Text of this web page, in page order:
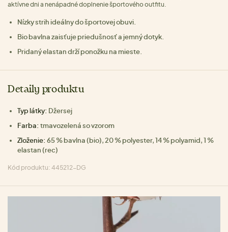
aktívne dni a nenápadné doplnenie športového outfitu.
Nízky strih ideálny do športovej obuvi.
Bio bavlna zaisťuje priedušnosť a jemný dotyk.
Pridaný elastan drží ponožku na mieste.
Detaily produktu
Typ látky: Džersej
Farba: tmavozelená so vzorom
Zloženie: 65 % bavlna (bio), 20 % polyester, 14 % polyamid, 1 %
elastan (rec)
Kód produktu: 445212-DG